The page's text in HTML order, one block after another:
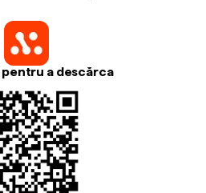
pentru a descărca